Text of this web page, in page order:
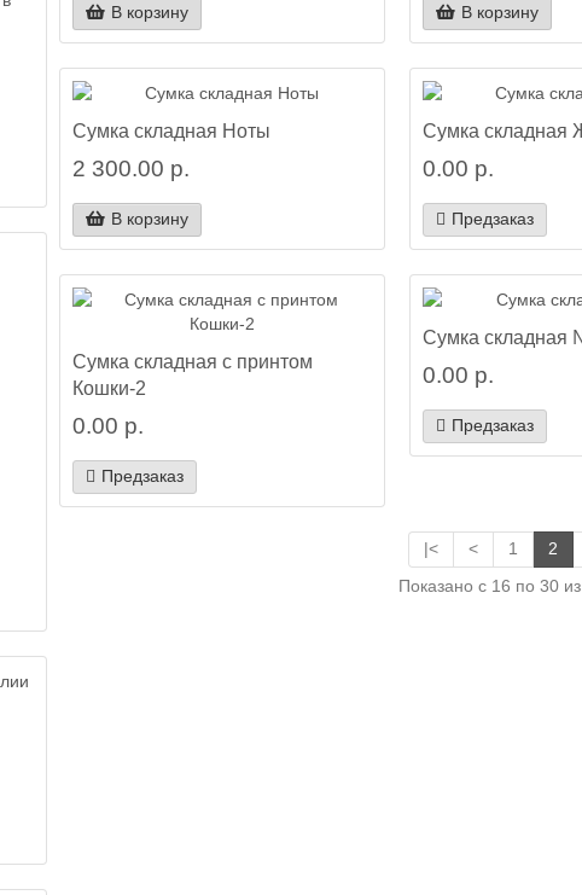
В корзину В корзину
Сумка складная Ноты
2 300.00 р.
В корзину
Сумка складная
0.00 р.
Предзаказ
Сумка складная с принтом
Кошки-2
0.00 р.
Предзаказ
Сумка складная
0.00 р.
Предзаказ
|< < 1 2
Показано с 16 по 30